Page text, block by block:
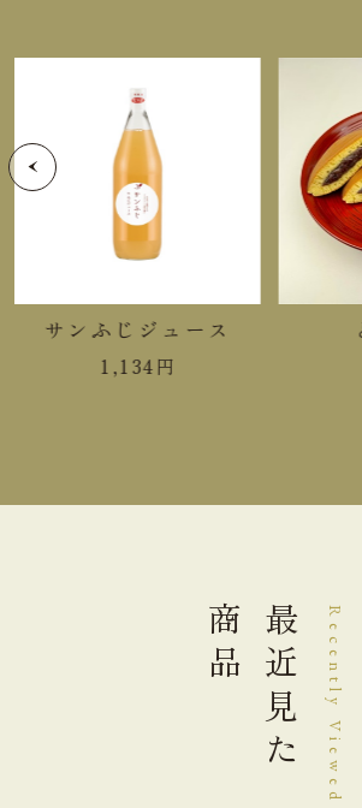
サンふじジュース
1,134円
Recently Viewed
最近見た
商品